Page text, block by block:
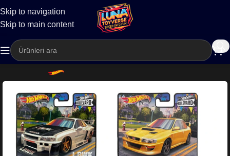
Skip to navigation
Skip to main content
Kargo